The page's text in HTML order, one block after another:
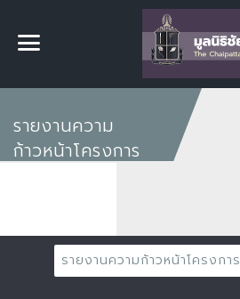
รายงานความ
ก้าวหน้าโครงการ
รายงานความก้าวหน้าโครงการ